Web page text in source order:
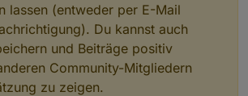
lassen (entweder per E-Mail
Du kannst auch
und Beiträge positiv
Community-Mitgliedern
zu zeigen.